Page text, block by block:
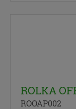
ROLKA
ROOAP002